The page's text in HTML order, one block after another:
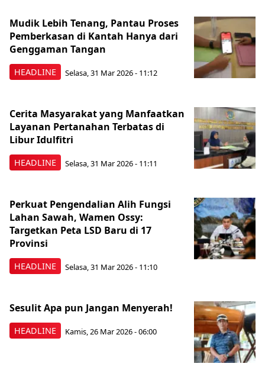
HEADLINE
Mudik Lebih Tenang, Pantau Proses
Pemberkasan di Kantah Hanya dari
Genggaman Tangan
Selasa, 31 Mar 2026 - 11:12
HEADLINE
Cerita Masyarakat yang Manfaatkan
Layanan Pertanahan Terbatas di
Libur Idulfitri
Selasa, 31 Mar 2026 - 11:11
HEADLINE
Perkuat Pengendalian Alih Fungsi
Lahan Sawah, Wamen Ossy:
Targetkan Peta LSD Baru di 17
Provinsi
Selasa, 31 Mar 2026 - 11:10
HEADLINE
Sesulit Apa pun Jangan Menyerah!
Kamis, 26 Mar 2026 - 06:00